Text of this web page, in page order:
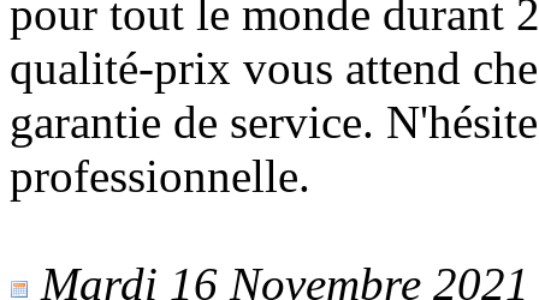
pour tout le monde durant
qualité-prix vous attend
garantie de service.
professionnelle.
Mardi 16 Novembre